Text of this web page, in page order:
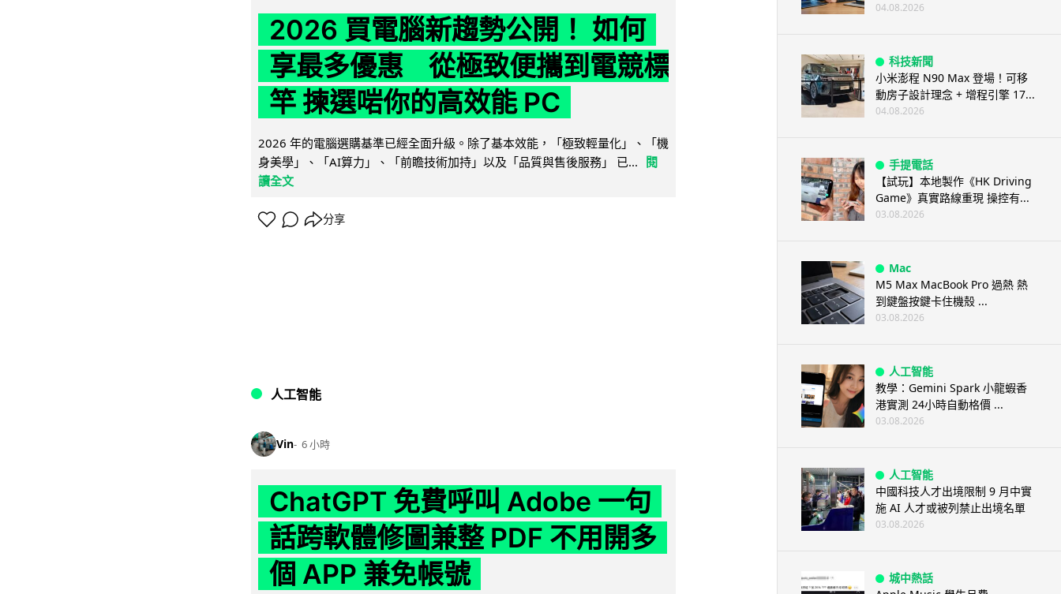
2026 買電腦新趨勢公開！ 如何
享最多優惠 從極致便攜到電競標
竿 揀選啱你的高效能 PC
2026 年的電腦選購基準已經全面升級。除了基本效能，「極致輕量化」、「機
身美學」、「AI算力」、「前瞻技術加持」以及「品質與售後服務」 已...
閱
讀全文
分享
人工智能
Vin 6 小時
ChatGPT 免費呼叫 Adobe 一句
話跨軟體修圖兼整 PDF 不用開多
個 APP 兼免帳號
04.08.2026
科技新聞
小米澎程 N90 Max 登場！可移
動房子設計理念 + 增程引擎 17...
04.08.2026
手提電話
【試玩】本地製作《HK Driving
Game》真實路線重現 操控有...
03.08.2026
Mac
M5 Max MacBook Pro 過熱 熱
到鍵盤按鍵卡住機殼 ...
03.08.2026
人工智能
教學：Gemini Spark 小龍蝦香
港實測 24小時自動格價 ...
03.08.2026
人工智能
中國科技人才出境限制 9 月中實
施 AI 人才或被列禁止出境名單
03.08.2026
城中熱話